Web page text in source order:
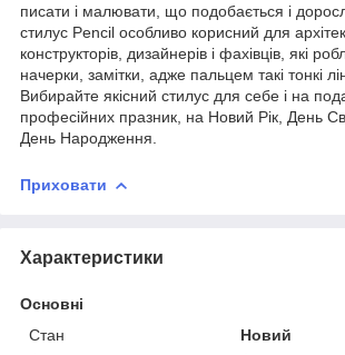
писати і малювати, що подобається і
стилус Pencil особливо корисний для
конструкторів, дизайнерів і фахівців, які
начерки, замітки, адже пальцем такі тонкі
Вибирайте якісний стилус для себе і на
професійних празник, на Новий Рік, День
День Народження.
Приховати
Характеристики
Основні
Стан
Новий